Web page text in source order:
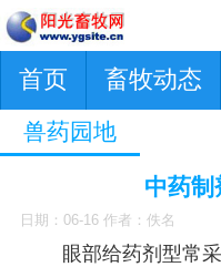
首页 畜牧动态
兽药园地
中药制
日期：06-16 作者：佚名
眼部给药剂型常采